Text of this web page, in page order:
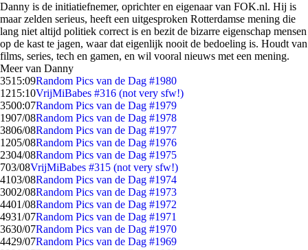
Danny is de initiatiefnemer, oprichter en eigenaar van FOK.nl. Hij is
maar zelden serieus, heeft een uitgesproken Rotterdamse mening die
lang niet altijd politiek correct is en bezit de bizarre eigenschap mensen
op de kast te jagen, waar dat eigenlijk nooit de bedoeling is. Houdt van
films, series, tech en gamen, en wil vooral nieuws met een mening.
Meer van Danny
3515:09Random Pics van de Dag #1980
1215:10VrijMiBabes #316 (not very sfw!)
3500:07Random Pics van de Dag #1979
1907/08Random Pics van de Dag #1978
3806/08Random Pics van de Dag #1977
1205/08Random Pics van de Dag #1976
2304/08Random Pics van de Dag #1975
703/08VrijMiBabes #315 (not very sfw!)
4103/08Random Pics van de Dag #1974
3002/08Random Pics van de Dag #1973
4401/08Random Pics van de Dag #1972
4931/07Random Pics van de Dag #1971
3630/07Random Pics van de Dag #1970
4429/07Random Pics van de Dag #1969